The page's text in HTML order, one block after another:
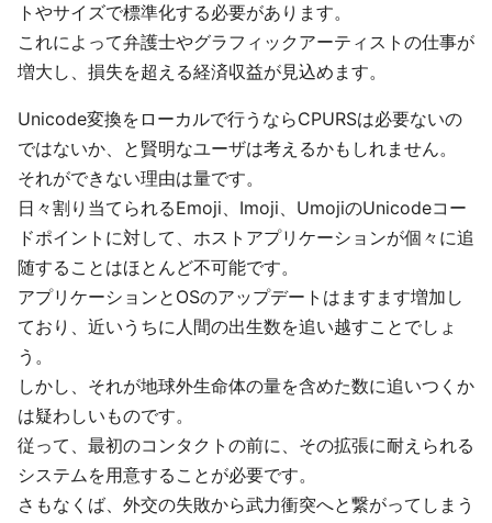
トやサイズで標準化する必要があります。
これによって弁護士やグラフィックアーティストの仕事が
増大し、損失を超える経済収益が見込めます。
Unicode変換をローカルで行うならCPURSは必要ないの
ではないか、と賢明なユーザは考えるかもしれません。
それができない理由は量です。
日々割り当てられるEmoji、Imoji、UmojiのUnicodeコー
ドポイントに対して、ホストアプリケーションが個々に追
随することはほとんど不可能です。
アプリケーションとOSのアップデートはますます増加し
ており、近いうちに人間の出生数を追い越すことでしょ
う。
しかし、それが地球外生命体の量を含めた数に追いつくか
は疑わしいものです。
従って、最初のコンタクトの前に、その拡張に耐えられる
システムを用意することが必要です。
さもなくば、外交の失敗から武力衝突へと繋がってしまう